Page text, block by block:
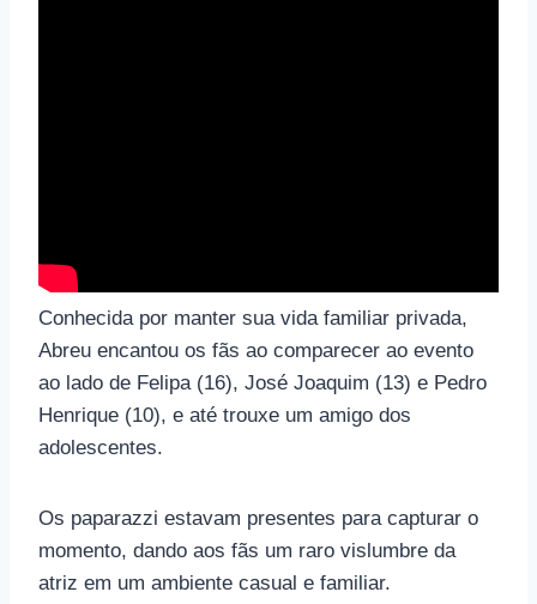
Conhecida por manter sua vida familiar privada,
Abreu encantou os fãs ao comparecer ao evento
ao lado de Felipa (16), José Joaquim (13) e Pedro
Henrique (10), e até trouxe um amigo dos
adolescentes.
Os paparazzi estavam presentes para capturar o
momento, dando aos fãs um raro vislumbre da
atriz em um ambiente casual e familiar.